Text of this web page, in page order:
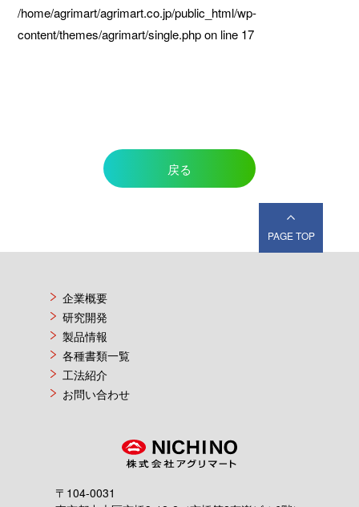
/home/agrimart/agrimart.co.jp/public_html/wp-
content/themes/agrimart/single.phpon line 17
戻る
〒104-0031
企業概要
研究開発
製品情報
各種書類一覧
工法紹介
お問い合わせ
PAGE TOP